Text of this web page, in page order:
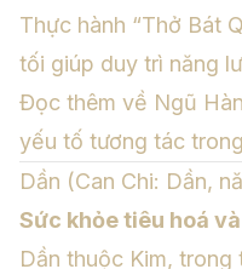
Thực hành “Thở Bát
tối giúp duy trì năng
Đọc thêm về Ngũ
yếu tố tương tác
Dần (Can Chi: Dần,
Sức khỏe tiêu hoá
Dần thuộc Kim, trong